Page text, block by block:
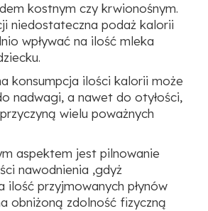
kostnym czy krwionośnym.
niedostateczna podaż kalorii
wpływać na ilość mleka
konsumpcja ilości kalorii może
nadwagi, a nawet do otyłości,
wielu poważnych
aspektem jest pilnowanie
nawodnienia ,gdyż
ilość przyjmowanych płynów
obniżoną zdolność fizyczną